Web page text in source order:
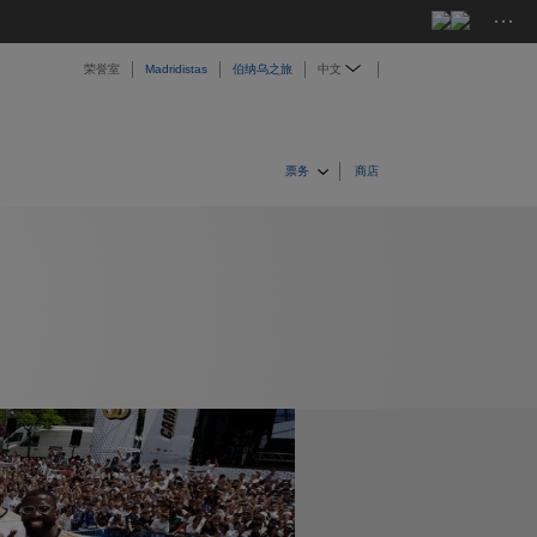
···
荣誉室 Madridistas 伯纳乌之旅 中文
票务 商店